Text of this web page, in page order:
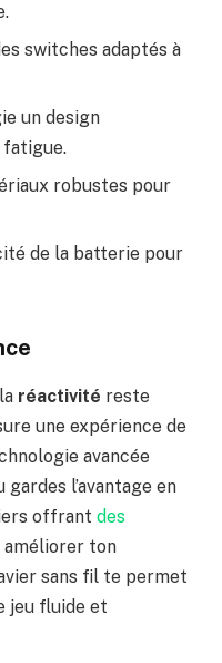
switches adaptés à
un design
robustes pour
de la batterie pour
réactivité reste
une expérience de
avancée
l’avantage en
offrant des
améliorer ton
sans fil te permet
jeu fluide et